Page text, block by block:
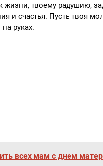
твоему радушию,
и счастья. Пусть твоя
руках.
всех мам с днем